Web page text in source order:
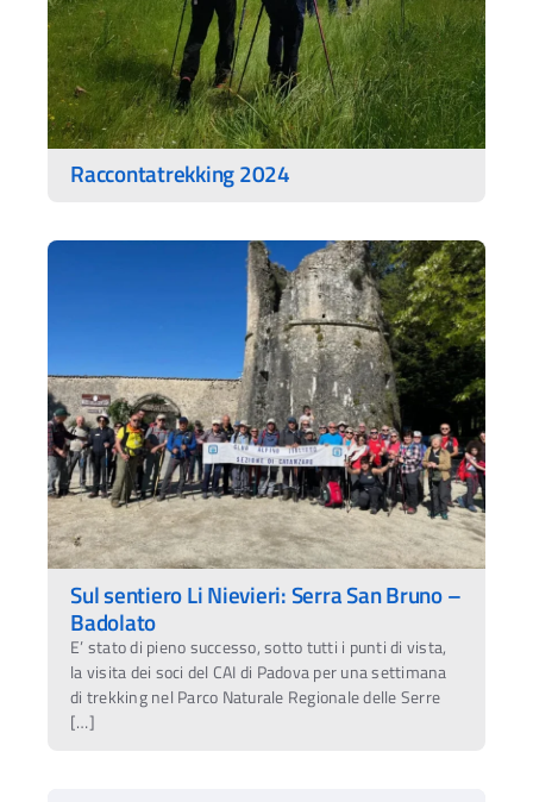
Raccontatrekking 2024
Sul sentiero Li Nievieri: Serra San Bruno –
Badolato
E’ stato di pieno successo, sotto tutti i punti di vista,
la visita dei soci del CAI di Padova per una settimana
di trekking nel Parco Naturale Regionale delle Serre
[…]